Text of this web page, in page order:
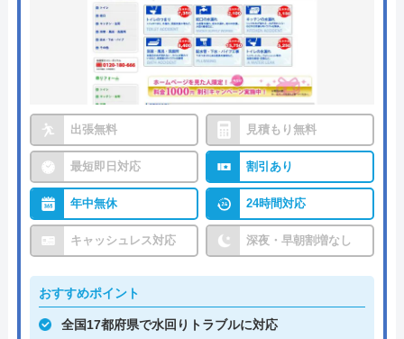
出張無料 見積もり無料
最短即日対応 割引あり
年中無休 24時間対応
キャッシュレス対応 深夜・早朝割増なし
おすすめポイント
全国17都府県で水回りトラブルに対応